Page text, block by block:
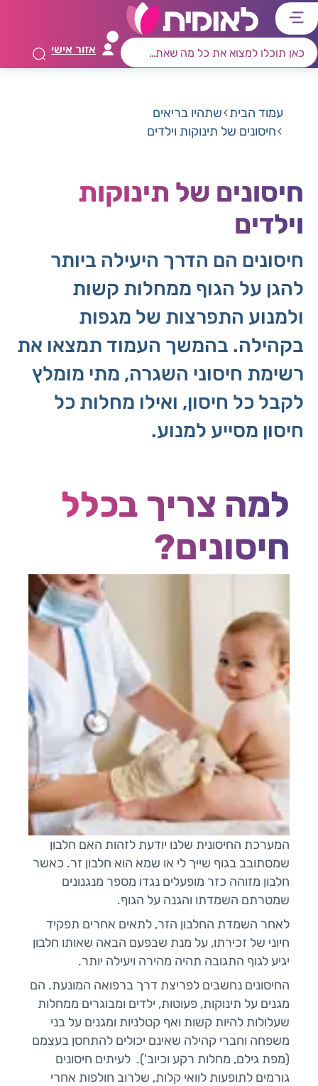
דלג
לתפריט
ראשי
דלג
לרכיב
חיפוש
דלג
לתוכן
מרכזי
דלג
לאזור
קישורים
אזור אישי
עמוד הבית שתהיו בריאים
חיסונים של תינוקות וילדים
חיסונים של תינוקות
וילדים
חיסונים הם הדרך היעילה ביותר
להגן על הגוף ממחלות קשות
ולמנוע התפרצות של מגפות
בקהילה. בהמשך העמוד תמצאו את
רשימת חיסוני השגרה, מתי מומלץ
לקבל כל חיסון, ואילו מחלות כל
חיסון מסייע למנוע.
למה צריך בכלל
חיסונים?
המערכת החיסונית שלנו יודעת לזהות האם חלבון
שמסתובב בגוף שייך לי או שמא הוא חלבון זר. כאשר
חלבון מזוהה כזר מופעלים נגדו מספר מנגנונים
שמטרתם השמדתו והגנה על הגוף.
לאחר השמדת החלבון הזר, לתאים אחרים תפקיד
חיוני של זכירתו, על מנת שבפעם הבאה שאותו חלבון
יגיע לגוף התגובה תהיה מהירה ויעילה יותר.
החיסונים נחשבים לפריצת דרך ברפואה המונעת. הם
מגנים על תינוקות, פעוטות, ילדים ומבוגרים ממחלות
שעלולות להיות קשות ואף קטלניות ומגנים על בני
משפחה וחברי קהילה שאינם יכולים להתחסן בעצמם
(מפת גילם, מחלות רקע וכיוב'). לעיתים חיסונים
גורמים לתופעות לוואי קלות, שלרוב חולפות אחרי